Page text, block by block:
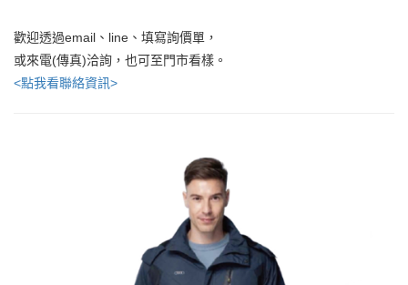
歡迎透過email、line、填寫詢價單，
或來電(傳真)洽詢，也可至門市看樣。
<點我看聯絡資訊>